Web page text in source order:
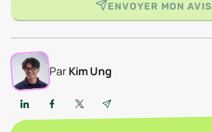
ENVOYER MON AVIS
ParKim Ung